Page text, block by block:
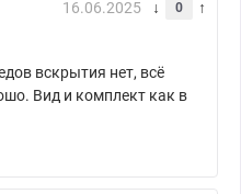
16.06.2025 0
вскрытия нет, всё
Вид и комплект как в